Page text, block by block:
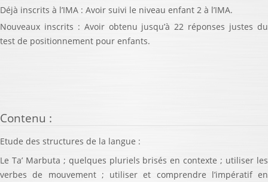
Déjà inscrits à l’IMA : Avoir suivi le niveau enfant 2 à l’IMA.
Nouveaux inscrits : Avoir obtenu jusqu’à 22 réponses justes du
test de positionnement pour enfants.
Contenu :
Etude des structures de la langue :
Le Ta’ Marbuta ; quelques pluriels brisés en contexte ; utiliser les
verbes de mouvement ; utiliser et comprendre l’impératif en